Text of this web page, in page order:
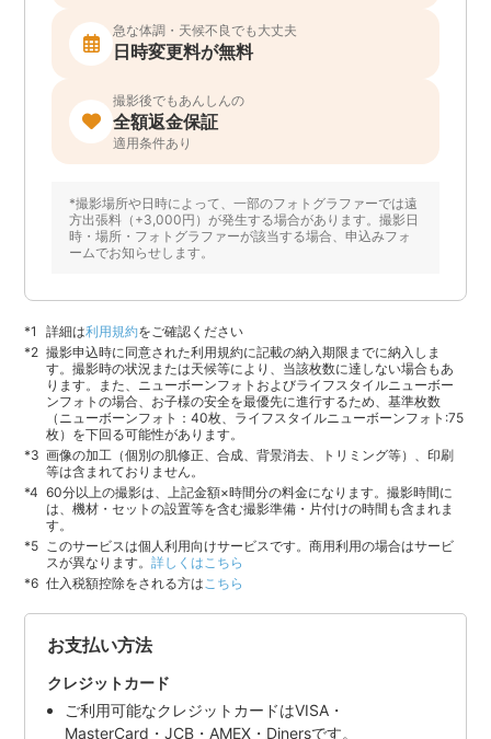
急な体調・天候不良でも大丈夫
日時変更料が無料
撮影後でもあんしんの
全額返金保証
適用条件あり
*撮影場所や日時によって、一部のフォトグラファーでは遠
方出張料（+3,000円）が発生する場合があります。撮影日
時・場所・フォトグラファーが該当する場合、申込みフォ
ームでお知らせします。
詳細は利用規約をご確認ください
撮影申込時に同意された利用規約に記載の納入期限までに納入しま
す。撮影時の状況または天候等により、当該枚数に達しない場合もあ
ります。また、ニューボーンフォトおよびライフスタイルニューボー
ンフォトの場合、お子様の安全を最優先に進行するため、基準枚数
（ニューボーンフォト：40枚、ライフスタイルニューボーンフォト:75
枚）を下回る可能性があります。
画像の加工（個別の肌修正、合成、背景消去、トリミング等）、印刷
等は含まれておりません。
60分以上の撮影は、上記金額×時間分の料金になります。撮影時間に
は、機材・セットの設置等を含む撮影準備・片付けの時間も含まれま
す。
このサービスは個人利用向けサービスです。商用利用の場合はサービ
スが異なります。詳しくはこちら
仕入税額控除をされる方は こちら
お支払い方法
クレジットカード
ご利用可能なクレジットカードはVISA・
MasterCard・JCB・AMEX・Dinersです。